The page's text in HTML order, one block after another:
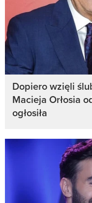
Dopiero wzięli
Macieja Orłosia
ogłosiła